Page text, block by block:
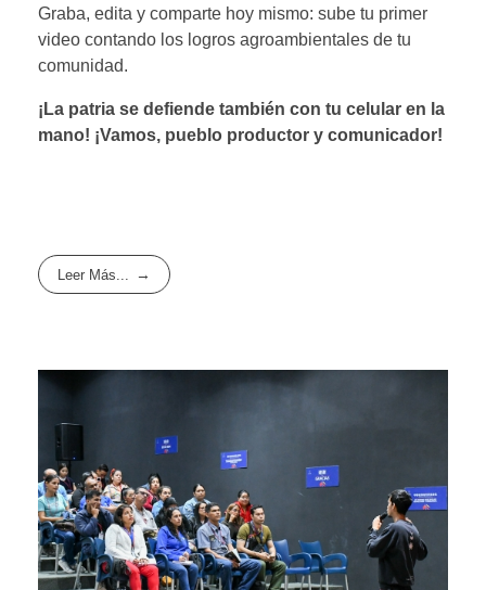
Graba, edita y comparte hoy mismo: sube tu primer
video contando los logros agroambientales de tu
comunidad.
¡La patria se defiende también con tu celular en la
mano! ¡Vamos, pueblo productor y comunicador!
Leer Más...